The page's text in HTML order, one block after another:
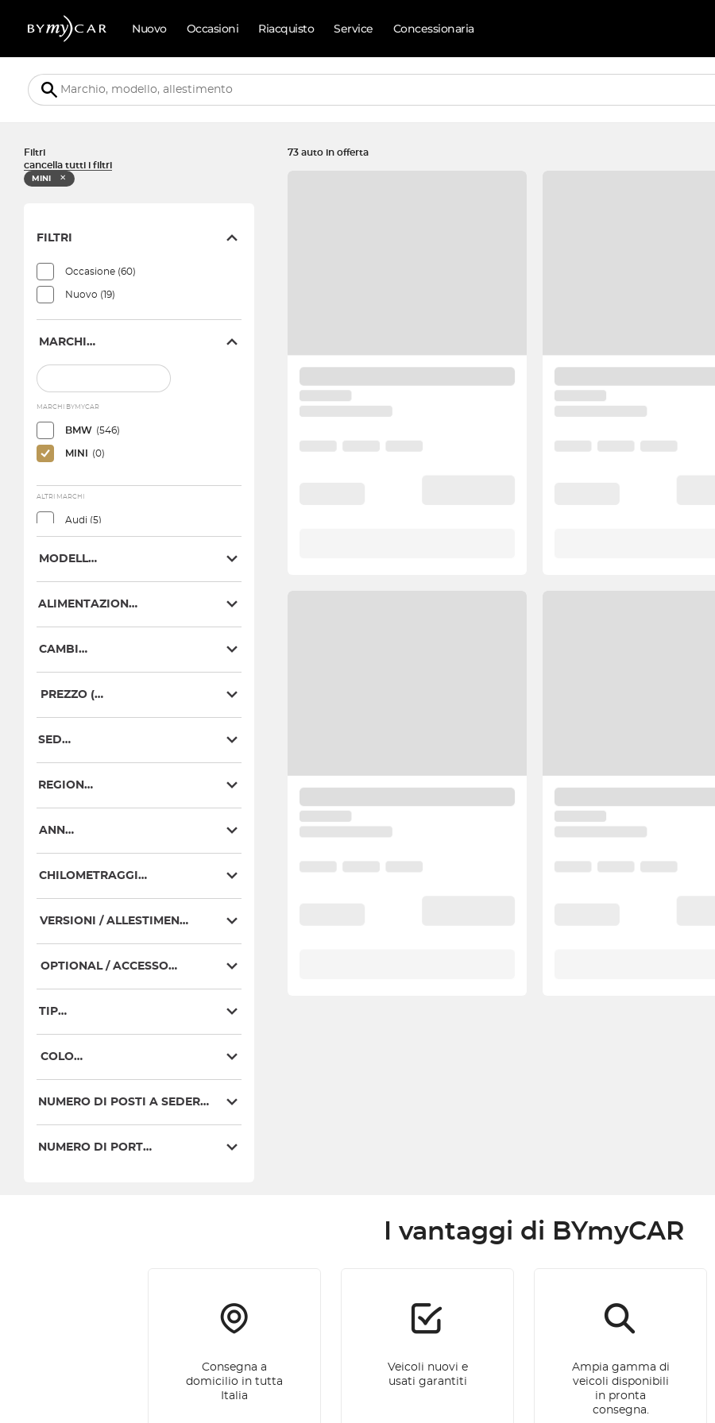
Nuovo Occasioni Riacquisto Service Concessionaria
Filtri
cancella tutti i filtri
MINI ✕
FILTRI
Occasione (60)
Nuovo (19)
MARCHIO
MARCHI BYMYCAR
BMW (546)
MINI (0)
ALTRI MARCHI
Audi (5)
MODELLO
ALIMENTAZIONE
CAMBIO
PREZZO (€)
SEDE
REGIONE
ANNO
CHILOMETRAGGIO
VERSIONI / ALLESTIMENTI
OPTIONAL / ACCESSORI
TIPO
COLORI
NUMERO DI POSTI A SEDERE
NUMERO DI PORTE
73 auto in offerta
I vantaggi di BYmyCAR
Consegna a
domicilio in tutta
Italia
Veicoli nuovi e
usati garantiti
Ampia gamma di
veicoli disponibili
in pronta
consegna.